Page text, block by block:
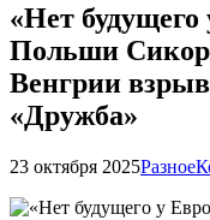
«Нет
Польши
Венгрии
«Дружба»
23 октября 2025Разное